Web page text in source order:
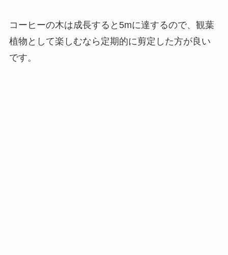
コーヒーの木は成長すると5mに達するので、観葉
植物として楽しむなら定期的に剪定した方が良い
です。